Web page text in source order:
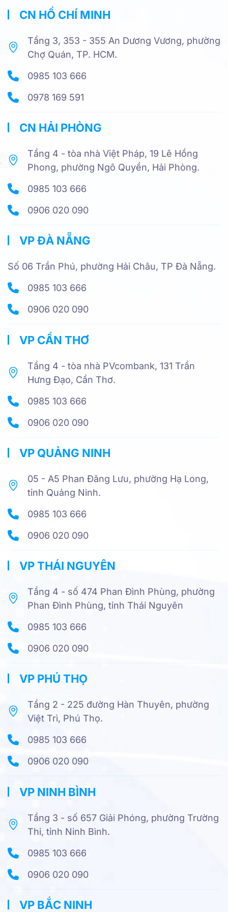
CN HỒ CHÍ MINH
Tầng 3, 353 - 355 An Dương Vương, phường
Chợ Quán, TP. HCM.
0985 103 666
0978 169 591
CN HẢI PHÒNG
Tầng 4 - tòa nhà Việt Pháp, 19 Lê Hồng
Phong, phường Ngô Quyền, Hải Phòng.
0985 103 666
0906 020 090
VP ĐÀ NẴNG
Số 06 Trần Phú, phường Hải Châu, TP Đà Nẵng.
0985 103 666
0906 020 090
VP CẦN THƠ
Tầng 4 - tòa nhà PVcombank, 131 Trần
Hưng Đạo, Cần Thơ.
0985 103 666
0906 020 090
VP QUẢNG NINH
05 - A5 Phan Đăng Lưu, phường Hạ Long,
tỉnh Quảng Ninh.
0985 103 666
0906 020 090
VP THÁI NGUYÊN
Tầng 4 - số 474 Phan Đình Phùng, phường
Phan Đình Phùng, tỉnh Thái Nguyên
0985 103 666
0906 020 090
VP PHÚ THỌ
Tầng 2 - 225 đường Hàn Thuyên, phường
Việt Trì, Phú Thọ.
0985 103 666
0906 020 090
VP NINH BÌNH
Tầng 3 - số 657 Giải Phóng, phường Trường
Thi, tỉnh Ninh Bình.
0985 103 666
0906 020 090
VP BẮC NINH